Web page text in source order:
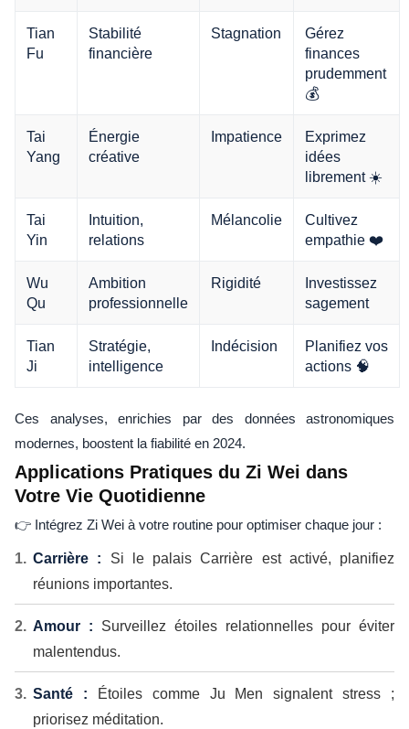
Tian
Fu
Stabilité
financière
Stagnation
Gérez
finances
prudemment
💰
Tai
Yang
Énergie
créative
Impatience
Exprimez
idées
librement ☀️
Tai
Yin
Intuition,
relations
Mélancolie
Cultivez
empathie ❤️
Wu
Qu
Ambition
professionnelle
Rigidité
Investissez
sagement
Tian
Ji
Stratégie,
intelligence
Indécision
Planifiez vos
actions 🧠
Ces analyses, enrichies par des données astronomiques
modernes, boostent la fiabilité en 2024.
Applications Pratiques du Zi Wei dans
Votre Vie Quotidienne
👉 Intégrez Zi Wei à votre routine pour optimiser chaque jour :
Carrière : Si le palais Carrière est activé, planifiez
réunions importantes.
Amour : Surveillez étoiles relationnelles pour éviter
malentendus.
Santé : Étoiles comme Ju Men signalent stress ;
priorisez méditation.